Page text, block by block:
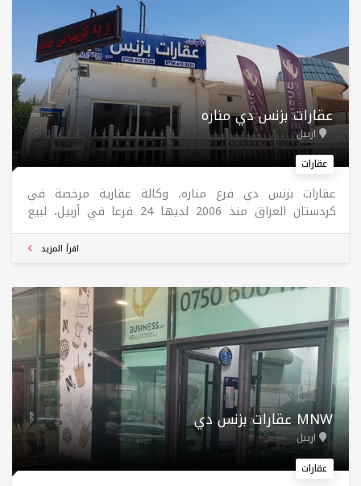
عقارات بزنس دي منارە
اربيل
عقارات
عقارات بزنس دي فرع منارە، وكالة عقارية مرخصة في
كردستان العراق منذ 2006 لديها 24 فرعا في أربيل، لبيع
وشراء وتأجير واستئجار العقارات في جميع المشاريع في أربيل.
اقرأ المزيد
عقارات بزنس دي MNW
اربيل
عقارات